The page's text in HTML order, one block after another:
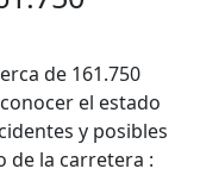
de 161.750
el estado
y posibles
de la carretera :